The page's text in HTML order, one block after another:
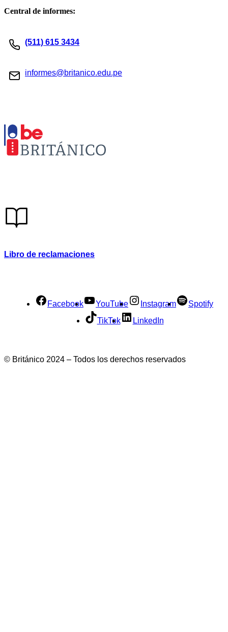
Central de informes:
(511) 615 3434
informes@britanico.edu.pe
Libro de reclamaciones
Facebook YouTube Instagram
Spotify
TikTok
LinkedIn
© Británico 2024 – Todos los derechos reservados